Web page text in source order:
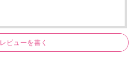
レビューを書く